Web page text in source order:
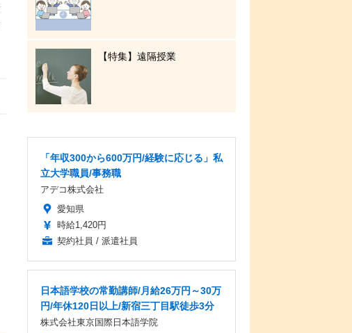
【特集】遠隔授業
「年収300から600万円/経験に応じる」私
立大学職員/事務職
アデコ株式会社
愛知県
時給1,420円
契約社員 / 派遣社員
日本語学校の常勤講師/月給26万円～30万
円/年休120日以上/新宿三丁目駅徒歩3分
株式会社東京国際日本語学院